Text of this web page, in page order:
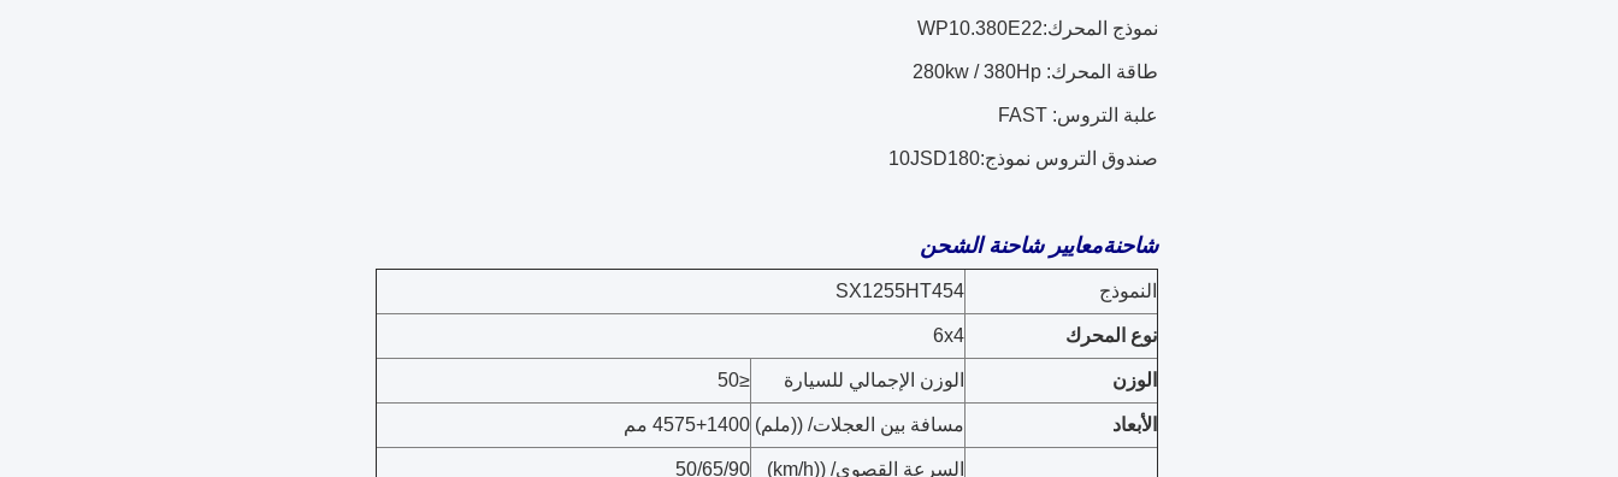
نموذج المحرك:WP10.380E22
طاقة المحرك: 280kw / 380Hp
علبة التروس: FAST
صندوق التروس نموذج:10JSD180
شاحنةمعايير شاحنة الشحن
النموذج SX1255HT454
نوع المحرك 6x4
الوزن الوزن الإجمالي للسيارة ≤50
الأبعاد مسافة بين العجلات/ ((ملم) 4575+1400 مم
السرعة القصوى/ ((km/h) 50/65/90